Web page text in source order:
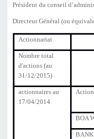
Président du conseil
Directeur Général (ou
Actionnariat
Nombre total
d'actions (au
31/12/2015)
actionnaires au
17/04/2014
BOA
BANK